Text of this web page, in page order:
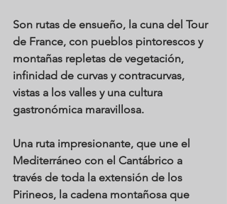
Son rutas de ensueño, la cuna del Tour
de France, con pueblos pintorescos y
montañas repletas de vegetación,
infinidad de curvas y contracurvas,
vistas a los valles y una cultura
gastronómica maravillosa.
Una ruta impresionante, que une el
Mediterráneo con el Cantábrico a
través de toda la extensión de los
Pirineos, la cadena montañosa que